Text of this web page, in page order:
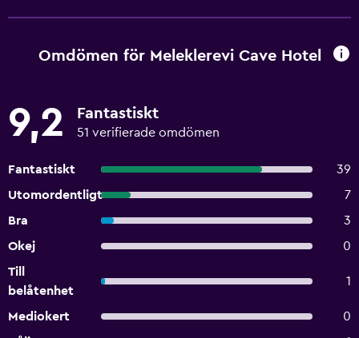
Omdömen för Meleklerevi Cave Hotel
9,2 Fantastiskt
51 verifierade omdömen
Fantastiskt
39
Utomordentligt
7
Bra
3
Okej
0
Till
belåtenhet
1
Mediokert
0